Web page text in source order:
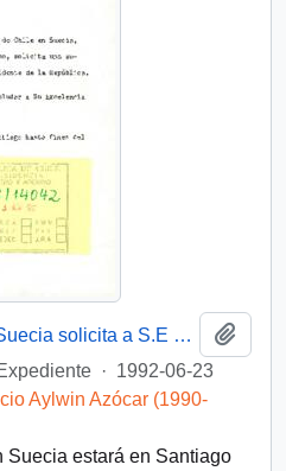
Carta del Embajador de Suecia solicita a S.E una audiencia para Junio de 1992
· 1992-06-23
Aylwin Azócar (1990-
Suecia estará en Santiago